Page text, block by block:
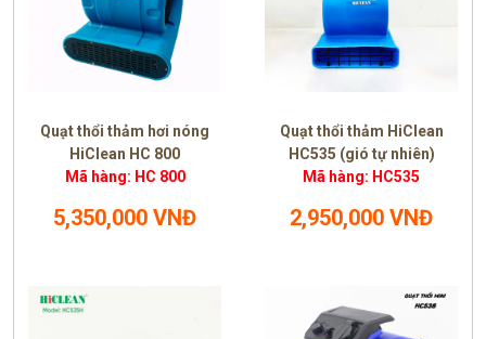
Quạt thổi thảm hơi nóng
HiClean HC 800
Mã hàng: HC 800
5,350,000 VNĐ
Quạt thổi thảm HiClean
HC535 (gió tự nhiên)
Mã hàng: HC535
2,950,000 VNĐ